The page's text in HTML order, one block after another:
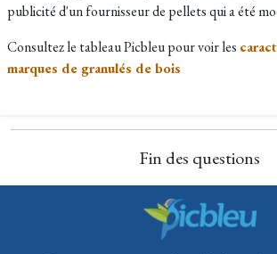
publicité d'un fournisseur de pellets qui a été
Consultez le tableau Picbleu pour voir les
marques de granulés de bois
Fin des questions